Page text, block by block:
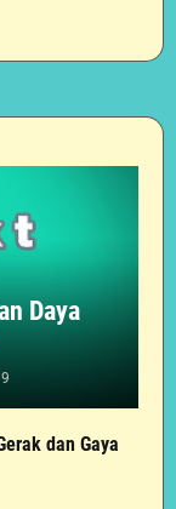
Daya
dan Gaya